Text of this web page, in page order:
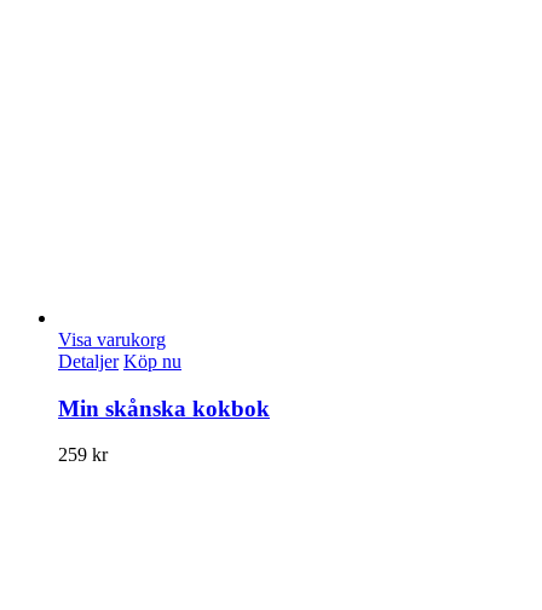
Visa varukorg
Detaljer Köp nu
Min skånska kokbok
259 kr